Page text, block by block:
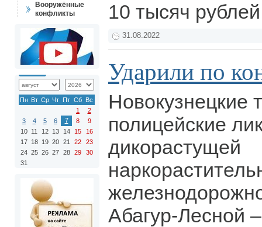
Вооружённые
конфликты
Пн Вт Ср Чт Пт Сб Вс
1
2
3
4 5 6 7 8
9
10 11 12 13 14 15
16
17 18 19 20 21 22
23
24 25 26 27 28 29
30
31
10 тысяч
31.08.2022
Ударили по
Новокузнецкие
полицейские
дикорастущей
Абагур-Лесной